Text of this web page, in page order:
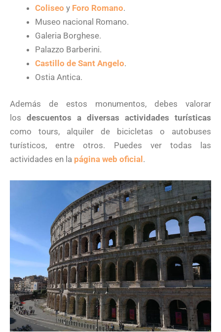
Coliseo y Foro Romano.
Museo nacional Romano.
Galeria Borghese.
Palazzo Barberini.
Castillo de Sant Angelo.
Ostia Antica.
Además de estos monumentos, debes valorar
los descuentos a diversas actividades turísticas
como tours, alquiler de bicicletas o autobuses
turísticos, entre otros. Puedes ver todas las
actividades en la página web oficial.